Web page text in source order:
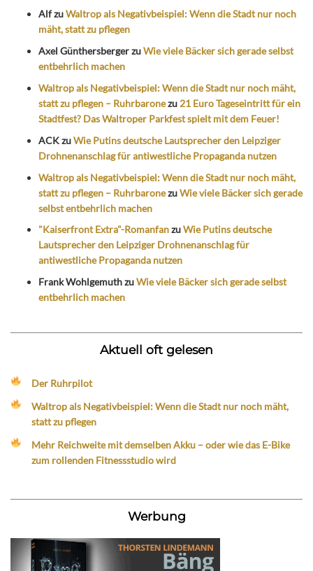
AlfzuWaltrop als Negativbeispiel: Wenn die Stadt nur noch
mäht, statt zu pflegen
Axel GünthersbergerzuWie viele Bäcker sich gerade selbst
entbehrlich machen
Waltrop als Negativbeispiel: Wenn die Stadt nur noch mäht,
statt zu pflegen – Ruhrbaronezu 21 Euro Tageseintritt für ein
Stadtfest? Das Waltroper Parkfest spielt mit dem Feuer!
ACKzuWie Putins deutsche Lautsprecher den Leipziger
Drohnenanschlag für antiwestliche Propaganda nutzen
Waltrop als Negativbeispiel: Wenn die Stadt nur noch mäht,
statt zu pflegen – RuhrbaronezuWie viele Bäcker sich gerade
selbst entbehrlich machen
"Kaiserfront Extra"-RomanfanzuWie Putins deutsche
Lautsprecher den Leipziger Drohnenanschlag für
antiwestliche Propaganda nutzen
Frank WohlgemuthzuWie viele Bäcker sich gerade selbst
entbehrlich machen
Aktuell oft gelesen
Der Ruhrpilot
Waltrop als Negativbeispiel: Wenn die Stadt nur noch mäht,
statt zu pflegen
Mehr Reichweite mit demselben Akku – oder wie das E-Bike
zum rollenden Fitnessstudio wird
Werbung